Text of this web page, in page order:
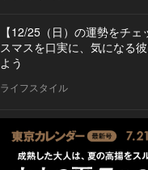
【12/25（日）の運勢をチェ
スマスを口実に、気になる
よう
ライフスタイル